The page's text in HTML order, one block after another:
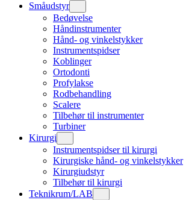
Småudstyr
Bedøvelse
Håndinstrumenter
Hånd- og vinkelstykker
Instrumentspidser
Koblinger
Ortodonti
Profylakse
Rodbehandling
Scalere
Tilbehør til instrumenter
Turbiner
Kirurgi
Instrumentspidser til kirurgi
Kirurgiske hånd- og vinkelstykker
Kirurgiudstyr
Tilbehør til kirurgi
Teknikrum/LAB